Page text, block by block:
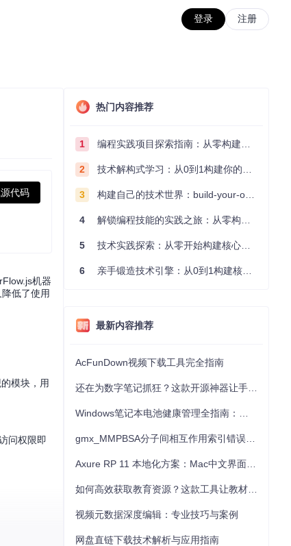
登录 注册
代码
机器
低了使用
模块，用
问权限即
热门内容推荐
1 编程实践项目探索指南：从零构建技术能力体系
2 技术解构式学习：从0到1构建你的编程知识体系
3 构建自己的技术世界：build-your-own-x项目的实践探索指南
4 解锁编程技能的实践之旅：从零构建你的技术世界
5 技术实践探索：从零开始构建核心系统的实践指南
6 亲手锻造技术引擎：从0到1构建核心系统的实践指南
最新内容推荐
AcFunDown视频下载工具完全指南
视频元数据深度编辑：专业技巧与案例
网盘直链下载技术解析与应用指南